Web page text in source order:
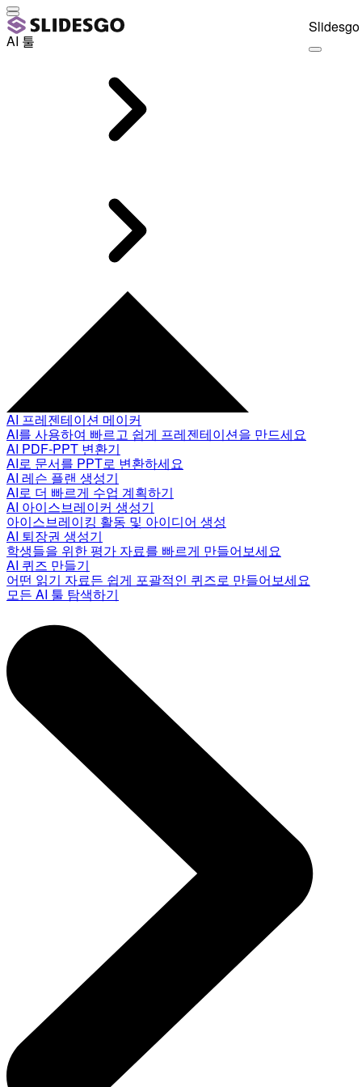
AI 툴
AI 프레젠테이션 메이커
AI를 사용하여 빠르고 쉽게 프레젠테이션을 만드세요
AI PDF-PPT 변환기
AI로 문서를 PPT로 변환하세요
AI 레슨 플랜 생성기
AI로 더 빠르게 수업 계획하기
AI 아이스브레이커 생성기
아이스브레이킹 활동 및 아이디어 생성
AI 퇴장권 생성기
학생들을 위한 평가 자료를 빠르게 만들어보세요
AI 퀴즈 만들기
어떤 읽기 자료든 쉽게 포괄적인 퀴즈로 만들어보세요
모든 AI 툴 탐색하기